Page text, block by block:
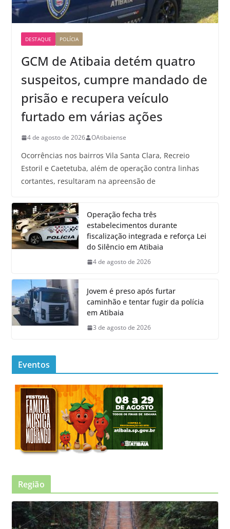
DESTAQUE POLÍCIA
GCM de Atibaia detém quatro
suspeitos, cumpre mandado de
prisão e recupera veículo
furtado em várias ações
4 de agosto de 2026 OAtibaiense
Ocorrências nos bairros Vila Santa Clara, Recreio
Estoril e Caetetuba, além de operação contra linhas
cortantes, resultaram na apreensão de
Operação fecha três
estabelecimentos durante
fiscalização integrada e reforça Lei
do Silêncio em Atibaia
4 de agosto de 2026
Jovem é preso após furtar
caminhão e tentar fugir da polícia
em Atibaia
3 de agosto de 2026
Eventos
Região